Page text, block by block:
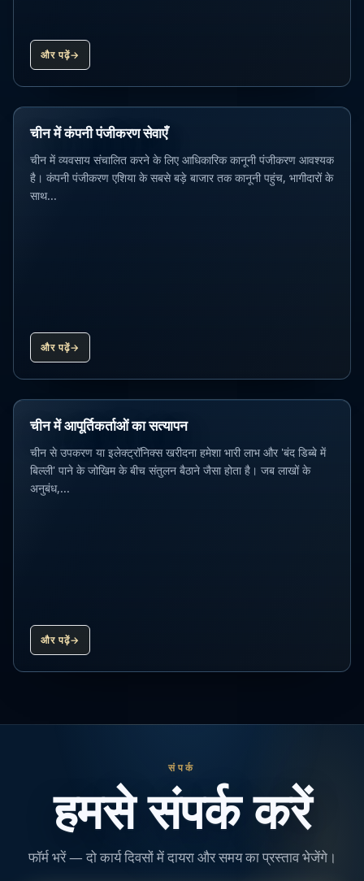
और पढ़ें→
चीन में कंपनी पंजीकरण सेवाएँ
चीन में व्यवसाय संचालित करने के लिए आधिकारिक कानूनी पंजीकरण आवश्यक
है। कंपनी पंजीकरण एशिया के सबसे बड़े बाजार तक कानूनी पहुंच, भागीदारों के
साथ...
और पढ़ें→
चीन में आपूर्तिकर्ताओं का सत्यापन
चीन से उपकरण या इलेक्ट्रॉनिक्स खरीदना हमेशा भारी लाभ और 'बंद डिब्बे में
बिल्ली' पाने के जोखिम के बीच संतुलन बैठाने जैसा होता है। जब लाखों के
अनुबंध,...
और पढ़ें→
संपर्क
हमसे संपर्क करें
फॉर्म भरें — दो कार्य दिवसों में दायरा और समय का प्रस्ताव भेजेंगे।